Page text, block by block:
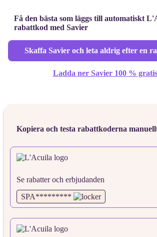
Få den bästa som läggs till automatiskt
rabattkod med Savier
Skaffa Savier och leta aldrig efter en
Ladda ner Savier 100 %
Kopiera och testa rabattkoderna
Se rabatter och erbjudanden
SPA*********